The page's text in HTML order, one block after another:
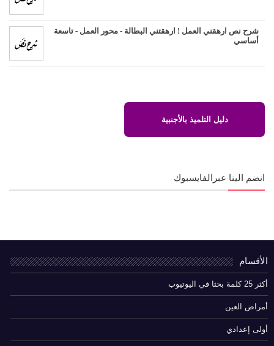
شرح نص ارهقني العمل ! ارهقتني البطالة - محور العمل - تاسعة
أساسي
دليل التلميذ بالأجنبية
انضم الينا عبرالفايسبوك
الأقسام
أكثر 25 كلمة بحثا في اليوتيوب
أمراض العين
أولى إعدادي